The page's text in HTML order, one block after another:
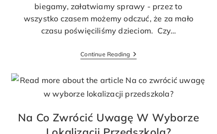
biegamy, załatwiamy sprawy - przez to
wszystko czasem możemy odczuć, że za mało
czasu poświęciliśmy dzieciom. Czy…
Continue Reading
Na Co Zwrócić Uwagę W Wyborze